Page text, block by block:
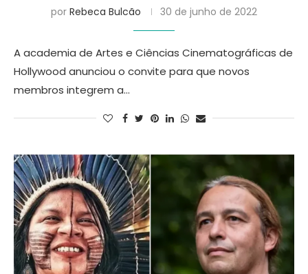
por Rebeca Bulcão 30 de junho de 2022
A academia de Artes e Ciências Cinematográficas de
Hollywood anunciou o convite para que novos
membros integrem a…